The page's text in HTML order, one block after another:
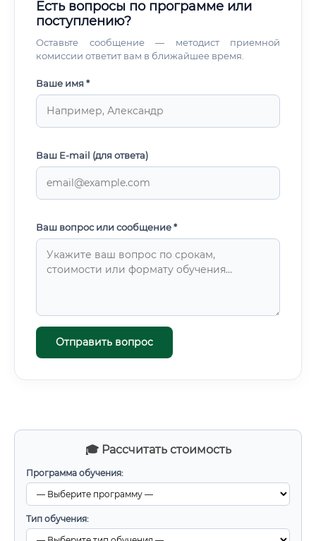
🎓 Рассчитать стоимость
Программа обучения:
Тип обучения:
Есть вопросы по программе или
поступлению?
Оставьте сообщение — методист приемной
комиссии ответит вам в ближайшее время.
Ваше имя *
Ваш E-mail (для ответа)
Ваш вопрос или сообщение *
Отправить вопрос